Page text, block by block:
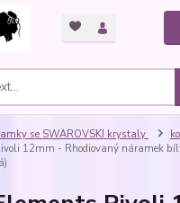
se SWAROVSKI krystaly
12mm - Rhodiovaný náramek